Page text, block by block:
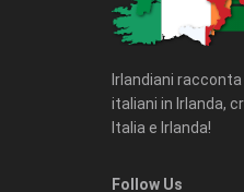
Irlandiani
italiani in Irlanda,
Italia e Irlanda!
Follow Us